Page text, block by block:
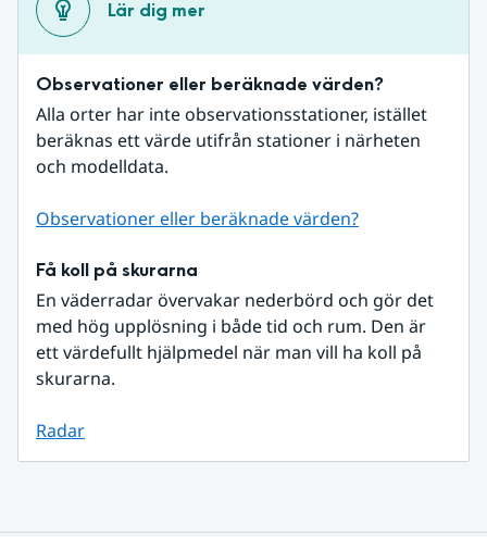
Lär dig mer
Observationer eller beräknade värden?
Alla orter har inte observationsstationer, istället
beräknas ett värde utifrån stationer i närheten
och modelldata.
Observationer eller beräknade värden?
Få koll på skurarna
En väderradar övervakar nederbörd och gör det
med hög upplösning i både tid och rum. Den är
ett värdefullt hjälpmedel när man vill ha koll på
skurarna.
Radar